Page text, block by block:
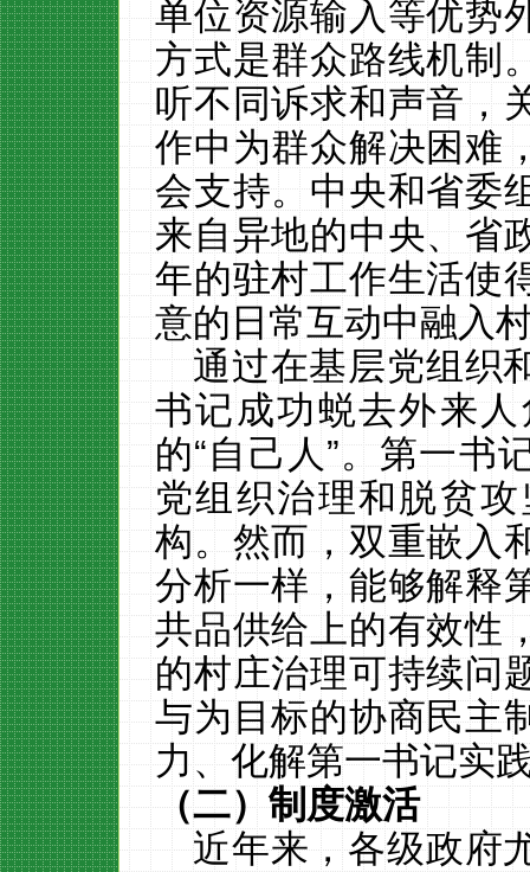
单位资源输入等优势
方式是群众路线机制
听不同诉求和声音，
作中为群众解决困难
会支持。中央和省委
来自异地的中央、省
年的驻村工作生活使
意的日常互动中融入
通过在基层党组织
书记成功蜕去外来
的“自己人”。第一书
党组织治理和脱贫
构。然而，双重嵌入
分析一样，能够解释
共品供给上的有效性
的村庄治理可持续问
与为目标的协商民主
力、化解第一书记实
（二）制度激活
近年来，各级政府